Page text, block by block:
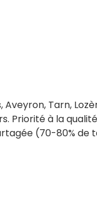
Tarn,
à la
(70-80% de